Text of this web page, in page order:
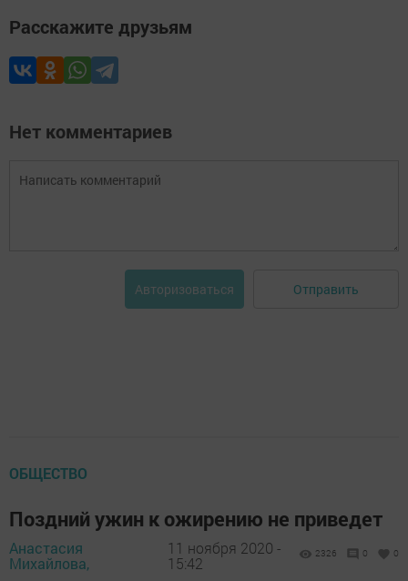
Расскажите друзьям
Нет комментариев
Авторизоваться Отправить
ОБЩЕСТВО
Поздний ужин к ожирению не приведет
Анастасия
Михайлова,
11 ноября 2020 -
15:42
2326 0 0